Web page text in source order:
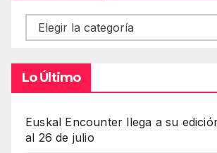
Contenidos
Lo Último
Euskal Encounter llega a su
al 26 de julio